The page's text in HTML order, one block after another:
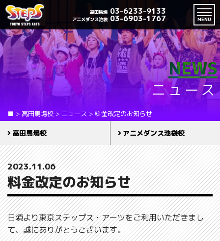
高田馬場 03-6233-9133
アニメダンス池袋 03-6903-1767 MENU
NEWS
ニュース
■ > 高田馬場校 > ニュース > 料金改定のお知らせ
高田馬場校 アニメダンス池袋校
2023.11.06
料金改定のお知らせ
日頃より東京ステップス・アーツをご利用いただきまし
て、誠にありがとうございます。